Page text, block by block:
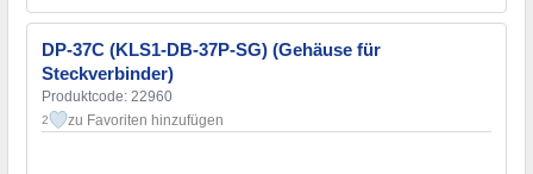
DP-37C (KLS1-DB-37P-SG) (Gehäuse für
Steckverbinder)
Produktcode: 22960
2 zu Favoriten hinzufügen